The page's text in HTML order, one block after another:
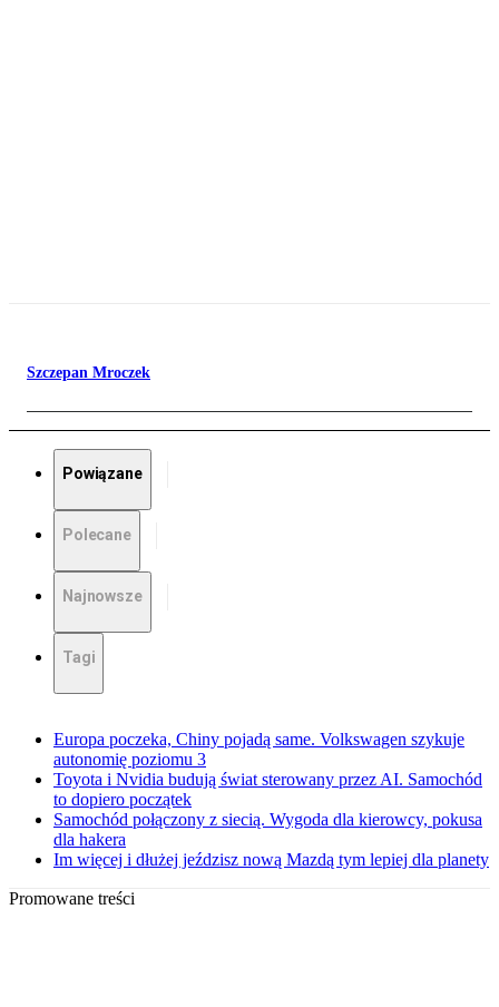
Szczepan Mroczek
Powiązane
Polecane
Najnowsze
Tagi
Europa poczeka, Chiny pojadą same. Volkswagen szykuje
autonomię poziomu 3
Toyota i Nvidia budują świat sterowany przez AI. Samochód
to dopiero początek
Samochód połączony z siecią. Wygoda dla kierowcy, pokusa
dla hakera
Im więcej i dłużej jeździsz nową Mazdą tym lepiej dla planety
Promowane treści